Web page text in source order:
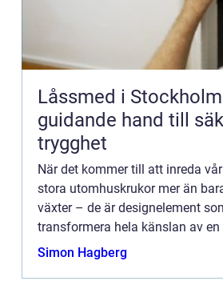
Låssmed i
guidande hand till
trygghet
När det kommer till att inreda
stora utomhuskrukor mer än
växter – de är designelement
transformera hela känslan av en
Simon Hagberg